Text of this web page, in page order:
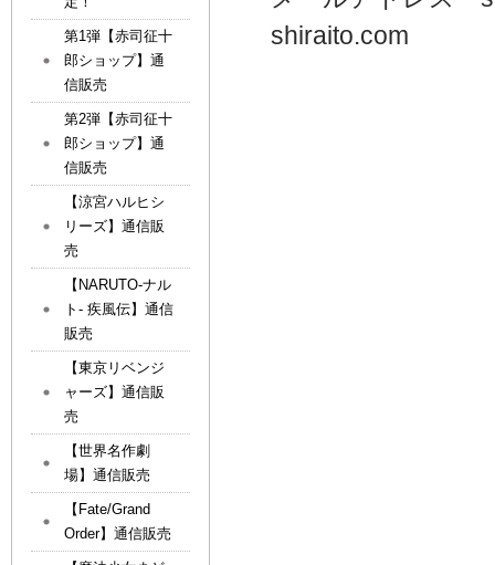
shiraito.com
第1弾【赤司征十
郎ショップ】通
信販売
第2弾【赤司征十
郎ショップ】通
信販売
【涼宮ハルヒシ
リーズ】通信販
売
【NARUTO-ナル
ト- 疾風伝】通信
販売
【東京リベンジ
ャーズ】通信販
売
【世界名作劇
場】通信販売
【Fate/Grand
Order】通信販売